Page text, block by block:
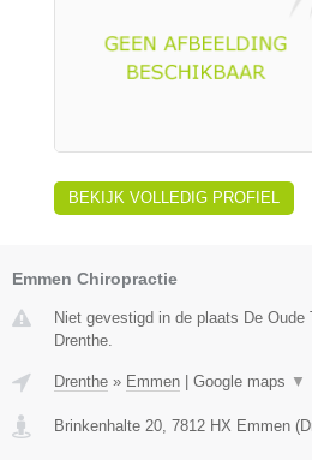
BEKIJK VOLLEDIG PROFIEL
Emmen Chiropractie
Niet gevestigd in de plaats De
Drenthe.
Drenthe » Emmen Google maps ▼
Brinkenhalte 20, 7812 HX Emmen (